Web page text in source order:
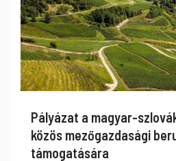
Pályázat a magyar-
közös mezőgazdasági
támogatására